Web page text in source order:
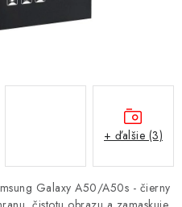
A PC
Galaxy A50/A50s - čierny
+ ďalšie (3)